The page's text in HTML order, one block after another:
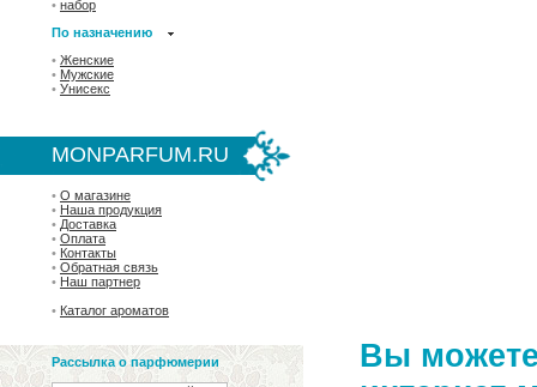
• набор
По назначению
• Женские
• Мужские
• Унисекс
MONPARFUM.RU
• О магазине
• Наша продукция
• Доставка
• Оплата
• Контакты
• Обратная связь
• Наш партнер
• Каталог ароматов
Рассылка о парфюмерии
Вы